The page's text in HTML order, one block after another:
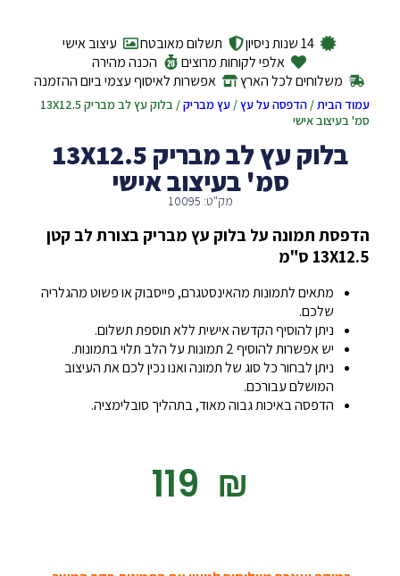
14 שנות ניסיון תשלום מאובטח
עיצוב אישי
אלפי לקוחות מרוצים
הכנה מהירה
משלוחים לכל הארץ
אפשרות לאיסוף עצמי ביום ההזמנה
עמוד הבית/הדפסה על עץ/עץ מבריק
/ בלוק עץ לב מבריק 13X12.5
סמ' בעיצוב אישי
בלוק עץ לב מבריק 13X12.5
סמ' בעיצוב אישי
מק"ט: 10095
הדפסת תמונה על בלוק עץ מבריק בצורת לב קטן
13X12.5 ס"מ
מתאים לתמונות מהאינסטגרם, פייסבוק או פשוט מהגלריה
שלכם.
ניתן להוסיף הקדשה אישית ללא תוספת תשלום.
יש אפשרות להוסיף 2 תמונות על הלב תלוי בתמונות.
ניתן לבחור כל סוג של תמונה ואנו נכין לכם את העיצוב
המושלם עבורכם.
הדפסה באיכות גבוה מאוד, בתהליך סובלימציה.
‎119 ₪